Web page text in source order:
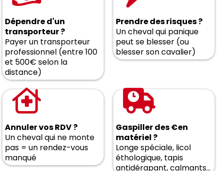
Dépendre d'un
transporteur ?
Payer un transporteur
professionnel (entre 100
et 500€ selon la
distance)
Prendre des risques ?
Un cheval qui panique
peut se blesser (ou
blesser son cavalier)
Annuler vos RDV ?
Un cheval qui ne monte
pas = un rendez-vous
manqué
Gaspiller des €en
matériel ?
Longe spéciale, licol
éthologique, tapis
antidérapant, calmants…